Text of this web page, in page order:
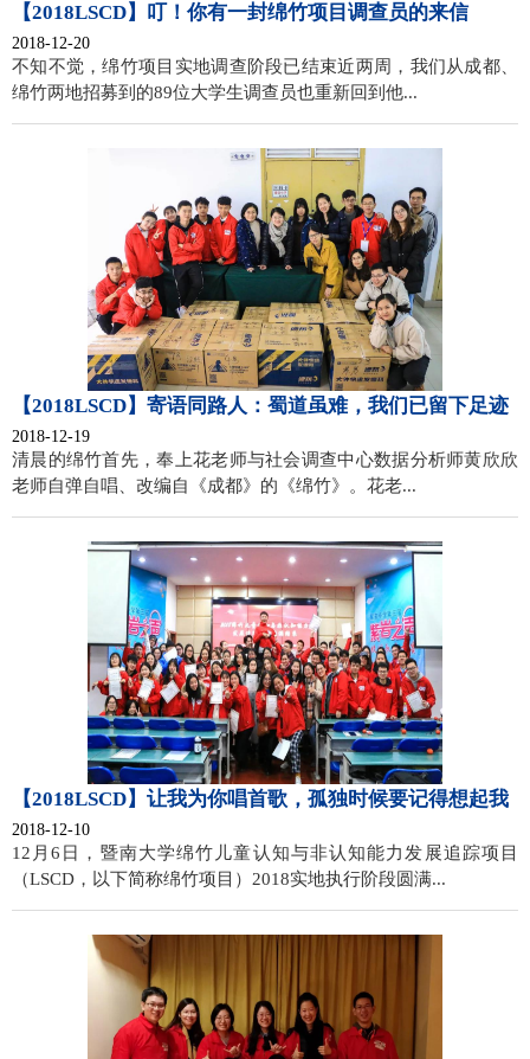
【2018LSCD】叮！你有一封绵竹项目调查员的来信
2018-12-20
不知不觉，绵竹项目实地调查阶段已结束近两周，我们从成都、
绵竹两地招募到的89位大学生调查员也重新回到他...
【2018LSCD】寄语同路人：蜀道虽难，我们已留下足迹
2018-12-19
清晨的绵竹首先，奉上花老师与社会调查中心数据分析师黄欣欣
老师自弹自唱、改编自《成都》的《绵竹》。花老...
【2018LSCD】让我为你唱首歌，孤独时候要记得想起我
2018-12-10
12月6日，暨南大学绵竹儿童认知与非认知能力发展追踪项目
（LSCD，以下简称绵竹项目）2018实地执行阶段圆满...